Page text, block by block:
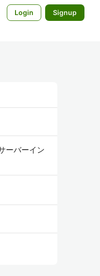
Login Signup
ーバーイン